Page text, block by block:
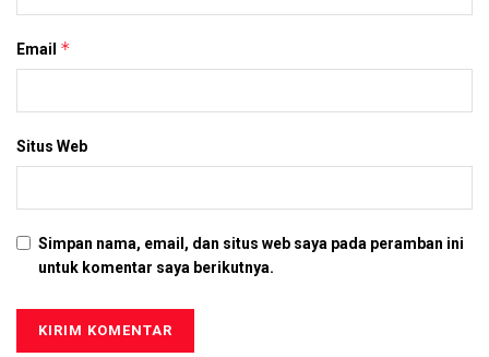
Email *
Situs Web
Simpan nama, email, dan situs web saya pada peramban ini
untuk komentar saya berikutnya.